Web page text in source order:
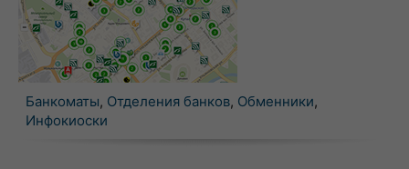
Банкоматы, Отделения банков, Обменники,
Инфокиоски